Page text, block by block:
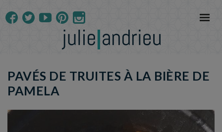
PAVÉS DE TRUITES À LA BIÈRE DE
PAMELA